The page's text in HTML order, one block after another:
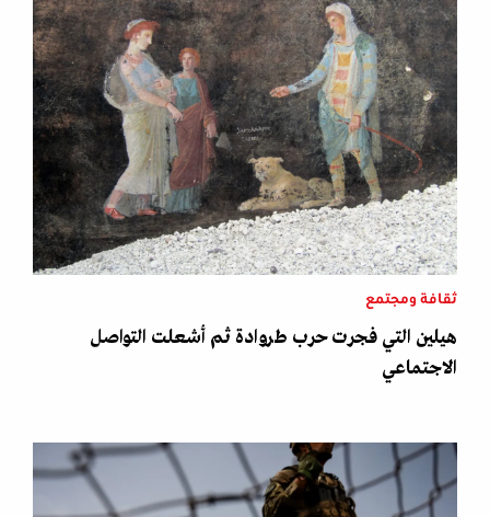
ثقافة ومجتمع
هيلين التي فجرت حرب طروادة ثم أشعلت التواصل
الاجتماعي